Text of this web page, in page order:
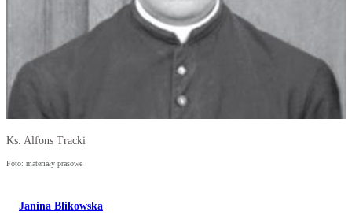
Ks. Alfons Tracki
Foto: materiały prasowe
Janina Blikowska